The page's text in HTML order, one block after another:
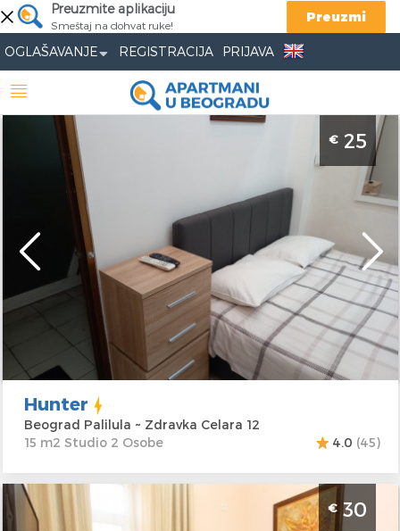
Preuzmite aplikaciju
Smeštaj na dohvat ruke!
Preuzmi
OGLAŠAVANJE REGISTRACIJA PRIJAVA
Studio Apartman Hunter Beograd Palilula
Apartman Hunter nalazi se nedaleko od Hale
Pionir, predvidjen je za 2 osobe
Lokacija:
Beograd
Palilula
Adresa:Zdravka
Celara 12
Kvadratura : 15 m2
Struktura :
Studio
€25
Hunter
Beograd Palilula ~ Zdravka Celara 12
15 m2 Studio 2 Osobe
4.0 (45)
Studio Apartman Eva 5 Beograd Centar
€30